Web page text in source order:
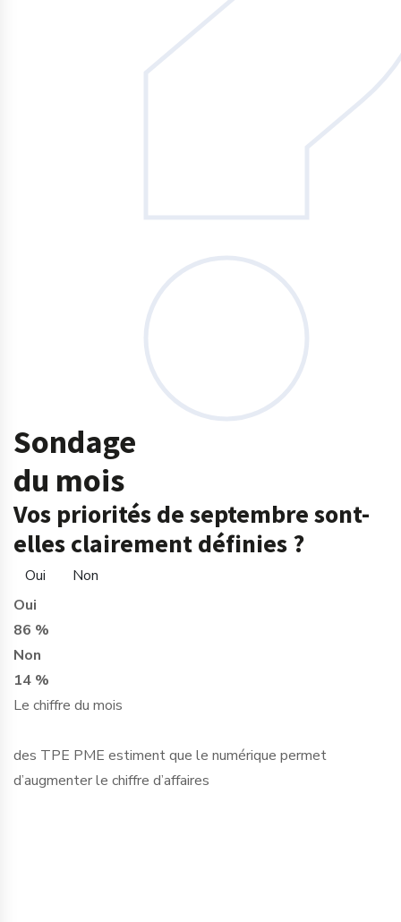
Sondage
du mois
Vos priorités de septembre sont-
elles clairement définies ?
Oui
Non
Oui
86 %
Non
14 %
Le chiffre du mois
des TPE PME estiment que le numérique permet
d’augmenter le chiffre d’affaires